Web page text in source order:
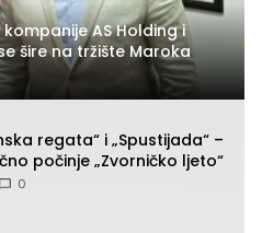
AS Holding i
šire na tržište Maroka
regata“ i „Spustijada“ –
počinje „Zvorničko ljeto“
0